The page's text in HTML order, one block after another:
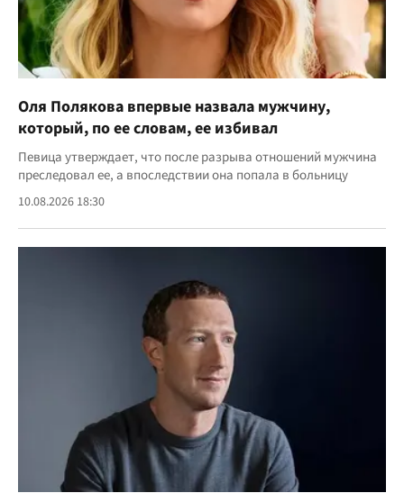
Оля Полякова впервые назвала мужчину,
который, по ее словам, ее избивал
Певица утверждает, что после разрыва отношений мужчина
преследовал ее, а впоследствии она попала в больницу
10.08.2026 18:30